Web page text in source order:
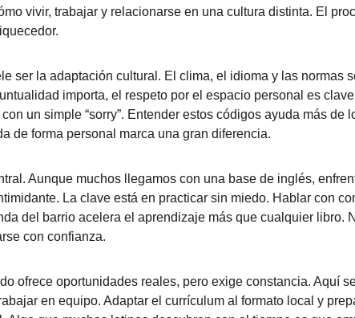
vivir, trabajar y relacionarse en una cultura distinta. El
ser la adaptación cultural. El clima, el idioma y las normas
importa, el respeto por el espacio personal es
un simple “sorry”. Entender estos códigos ayuda más de
de forma personal marca una gran diferencia.
Aunque muchos llegamos con una base de inglés,
La clave está en practicar sin miedo. Hablar con
del barrio acelera el aprendizaje más que cualquier libro.
con confianza.
ofrece oportunidades reales, pero exige constancia. Aquí
en equipo. Adaptar el currículum al formato local y